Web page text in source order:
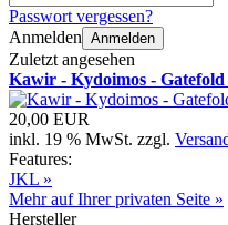
Passwort vergessen?
Anmelden Anmelden
Zuletzt angesehen
Kawir - Kydoimos -
20,00 EUR
inkl. 19 % MwSt. zzgl.
Features:
JKL »
Mehr auf Ihrer privaten Seite »
Hersteller